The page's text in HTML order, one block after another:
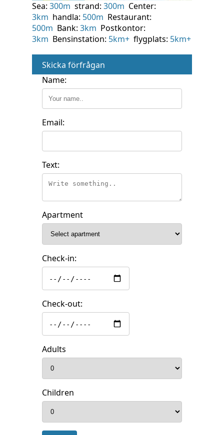
Sea: 300m strand: 300m Center:
3km handla: 500m Restaurant:
500m Bank: 3km Postkontor:
3km Bensinstation: 5km+ flygplats: 5km+
Skicka förfrågan
Name:
Email:
Text:
Apartment
Check-in:
Check-out:
Adults
Children